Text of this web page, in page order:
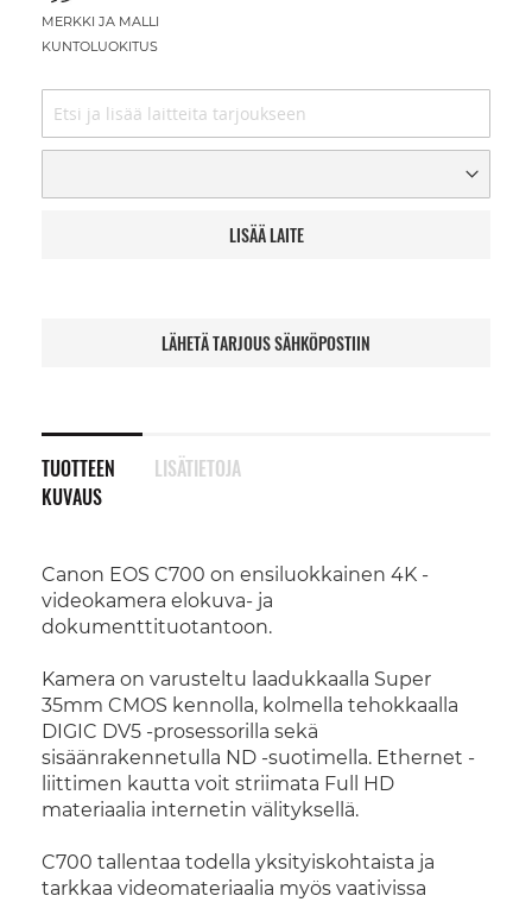
MERKKI JA MALLI
KUNTOLUOKITUS
LISÄÄ LAITE
LÄHETÄ TARJOUS SÄHKÖPOSTIIN
TUOTTEEN
KUVAUS
Canon EOS C700 on ensiluokkainen 4K -
videokamera elokuva- ja
dokumenttituotantoon.
Kamera on varusteltu laadukkaalla Super
35mm CMOS kennolla, kolmella tehokkaalla
DIGIC DV5 -prosessorilla sekä
sisäänrakennetulla ND -suotimella. Ethernet -
liittimen kautta voit striimata Full HD
materiaalia internetin välityksellä.
C700 tallentaa todella yksityiskohtaista ja
tarkkaa videomateriaalia myös vaativissa
LISÄTIETOJA